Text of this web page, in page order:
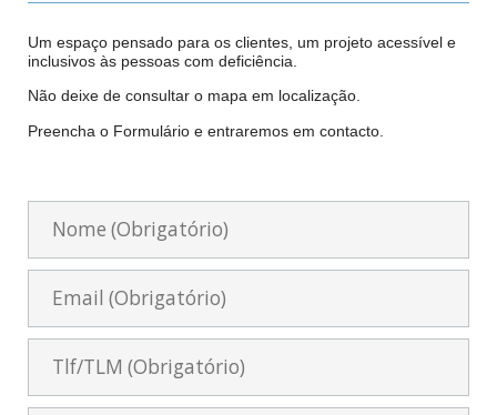
Um espaço pensado para os clientes, um projeto acessível e
inclusivos às pessoas com deficiência.
Não deixe de consultar o mapa em localização.
Preencha o Formulário e entraremos em contacto.